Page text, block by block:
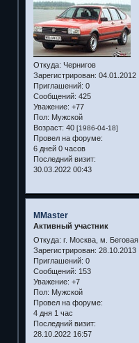
Откуда: Чернигов
Зарегистрирован: 04.01.2012
Приглашений: 0
Сообщений: 425
Уважение: +77
Пол: Мужской
Возраст: 40 [1986-04-18]
Провел на форуме:
6 дней 0 часов
Последний визит:
30.03.2022 00:43
MMaster
Активный участник
Откуда: г. Москва, м. Беговая
Зарегистрирован: 28.10.2013
Приглашений: 0
Сообщений: 153
Уважение: +7
Пол: Мужской
Провел на форуме:
4 дня 1 час
Последний визит:
28.10.2022 16:57